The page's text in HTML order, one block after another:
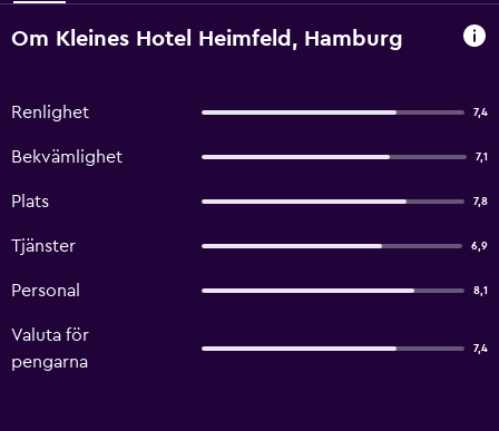
Om Kleines Hotel Heimfeld, Hamburg
Renlighet 7,4
Bekvämlighet 7,1
Plats 7,8
Tjänster 6,9
Personal 8,1
Valuta för
pengarna
7,4